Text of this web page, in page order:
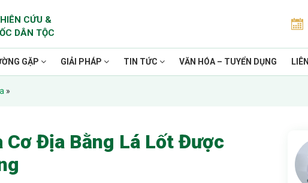
CỨU &
DÂN TỘC
GẶP GIẢI PHÁP TIN TỨC VĂN HÓA – TUYỂN DỤNG
»
Cơ Địa Bằng Lá Lốt Được